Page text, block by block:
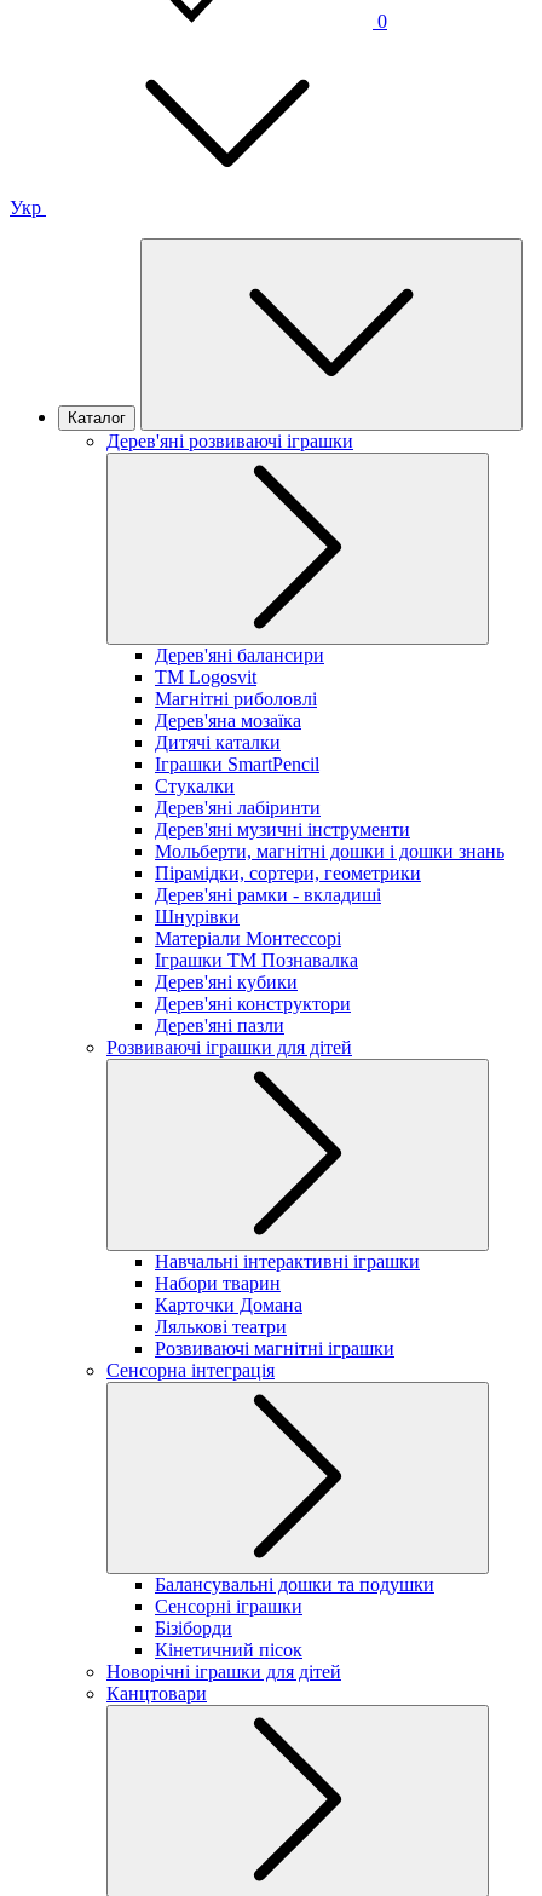
0
Укр
Каталог
Дерев'яні розвиваючі іграшки
Дерев'яні балансири
TM Logosvit
Магнітні риболовлі
Дерев'яна мозаїка
Дитячі каталки
Іграшки SmartPencil
Стукалки
Дерев'яні лабіринти
Дерев'яні музичні інструменти
Мольберти, магнітні дошки і дошки знань
Пірамідки, сортери, геометрики
Дерев'яні рамки - вкладиші
Шнурівки
Матеріали Монтессорі
Іграшки ТМ Познавалка
Дерев'яні кубики
Дерев'яні конструктори
Дерев'яні пазли
Розвиваючі іграшки для дітей
Навчальні інтерактивні іграшки
Набори тварин
Карточки Домана
Лялькові театри
Розвиваючі магнітні іграшки
Сенсорна інтеграція
Балансувальні дошки та подушки
Сенсорні іграшки
Бізіборди
Кінетичний пісок
Новорічні іграшки для дітей
Канцтовари